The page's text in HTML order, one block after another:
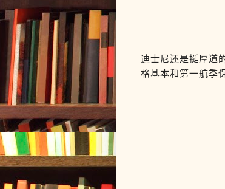
迪士尼还是挺厚道
格基本和第一航季